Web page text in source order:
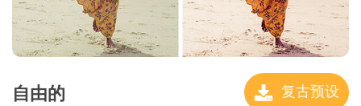
自由的 复古预设